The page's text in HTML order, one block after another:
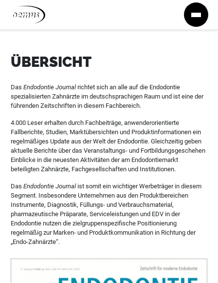
Zum Inhalt springen
ÜBERSICHT
DasEndodontie Journal richtet sich an alle auf die Endodontie
spezialisierten Zahnärzte im deutschsprachigen Raum und ist eine der
führenden Zeitschriften in diesem Fachbereich.
4.000 Leser erhalten durch Fachbeiträge, anwenderorientierte
Fallberichte, Studien, Marktübersichten und Produktinformationen ein
regelmäßiges Update aus der Welt der Endodontie. Gleichzeitig geben
aktuelle Berichte über das Veranstaltungs- und Fortbildungsgeschehen
Einblicke in die neuesten Aktivitäten der am Endodontiemarkt
beteiligten Zahnärzte, Fachgesellschaften und Institutionen.
DasEndodontie Journal ist somit ein wichtiger Werbeträger in diesem
Segment. Insbesondere Unternehmen aus den Produktbereichen
Instrumente, Diagnostik, Füllungs- und Verbrauchsmaterial,
pharmazeutische Präparate, Serviceleistungen und EDV in der
Endodontie nutzen die zielgruppenspezifische Positionierung
regelmäßig zur Marken- und Produktkommunikation in Richtung der
„Endo-Zahnärzte“.